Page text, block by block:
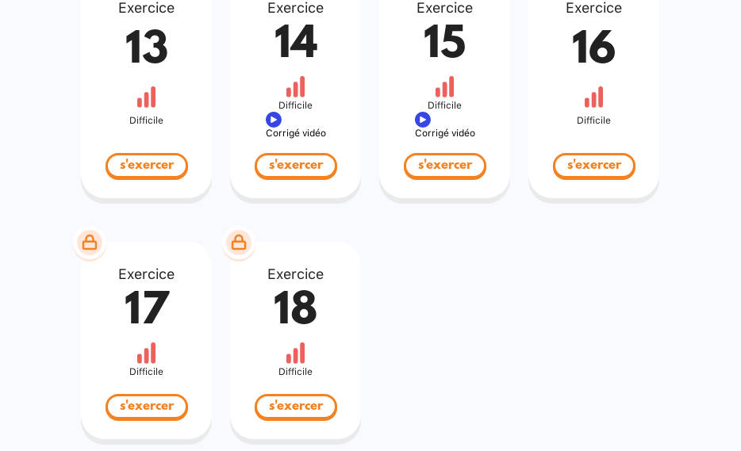
Exercice
13
Difficile
s'exercer
Exercice
14
Difficile
Corrigé vidéo
s'exercer
Exercice
15
Difficile
Corrigé vidéo
s'exercer
Exercice
16
Difficile
s'exercer
Exercice
17
Difficile
s'exercer
Exercice
18
Difficile
s'exercer